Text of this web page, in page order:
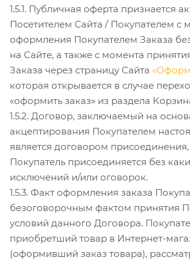
1.5.1. Публичная оферта признается
Посетителем Сайта / Покупателем с
оформления Покупателем Заказа
на Сайте, а также с момента
Заказа через страницу Сайта
которая открывается в случае
«оформить заказ» из раздела
1.5.2. Договор, заключаемый на
акцептирования Покупателем
является договором
Покупатель присоединяется без
исключений и/или оговорок.
1.5.3. Факт оформления заказа
безоговорочным фактом принятия
условий данного Договора.
приобретший товар в Интернет-
(оформивший заказ товара),